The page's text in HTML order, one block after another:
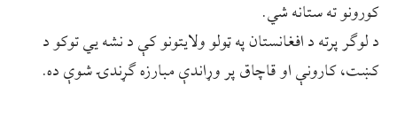
کورونو ته ستانه شي.
د لوګر پرته د افغانستان په ټولو ولایتونو کې د نشه یي توکو د
کښت، کارونې او قاچاق پر وړاندې مبارزه ګړندۍ شوې ده.